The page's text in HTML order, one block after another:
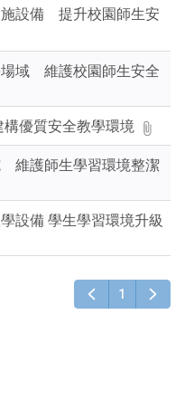
施設備 提升校園師生安
場域 維護校園師生安全
優質安全教學環境
維護師生學習環境整潔
設備 學生學習環境升級
1